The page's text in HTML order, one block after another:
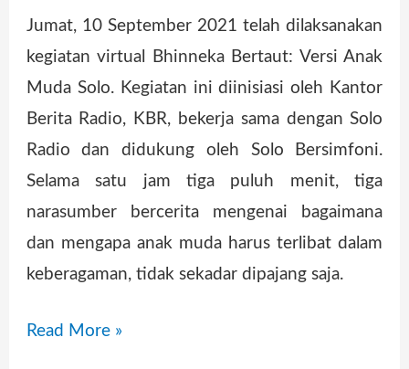
Jumat, 10 September 2021 telah dilaksanakan
kegiatan virtual Bhinneka Bertaut: Versi Anak
Muda Solo. Kegiatan ini diinisiasi oleh Kantor
Berita Radio, KBR, bekerja sama dengan Solo
Radio dan didukung oleh Solo Bersimfoni.
Selama satu jam tiga puluh menit, tiga
narasumber bercerita mengenai bagaimana
dan mengapa anak muda harus terlibat dalam
keberagaman, tidak sekadar dipajang saja.
Read More »